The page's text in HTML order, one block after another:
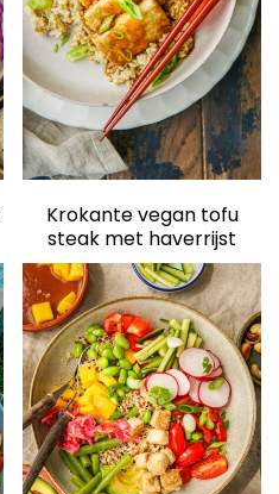
Krokante vegan tofu
steak met haverrijst